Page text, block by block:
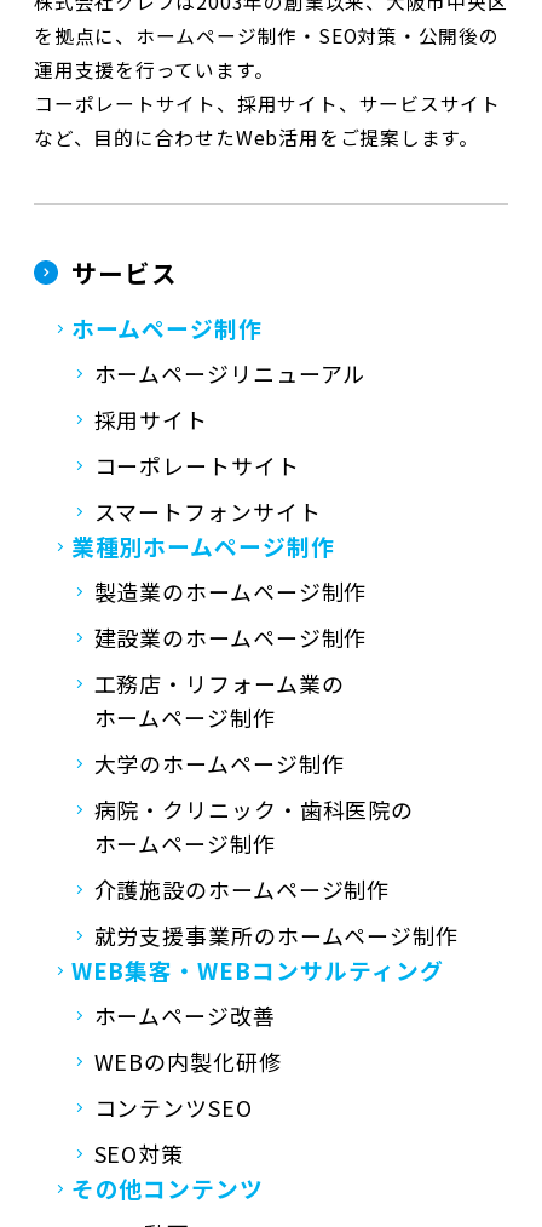
を拠点に、ホームページ制作・SEO対策・公開後の
運用支援を行っています。
コーポレートサイト、採用サイト、サービスサイト
など、目的に合わせたWeb活用をご提案します。
サービス
ホームページ制作
ホームページリニューアル
採用サイト
コーポレートサイト
スマートフォンサイト
業種別ホームページ制作
製造業のホームページ制作
建設業のホームページ制作
工務店・リフォーム業の
ホームページ制作
大学のホームページ制作
病院・クリニック・歯科医院の
ホームページ制作
介護施設のホームページ制作
就労支援事業所のホームページ制作
WEB集客・WEBコンサルティング
ホームページ改善
WEBの内製化研修
コンテンツSEO
SEO対策
その他コンテンツ